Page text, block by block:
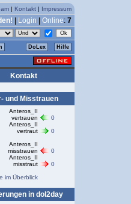
| Kontakt | Impressum
Login Online: 7
DoLex Hilfe
Kontakt
und Misstrauen
Anteros_II
vertrauen
0
Anteros_II
vertraut
0
Anteros_II
misstrauen
0
Anteros_II
misstraut
0
im Überblick
in dol2day